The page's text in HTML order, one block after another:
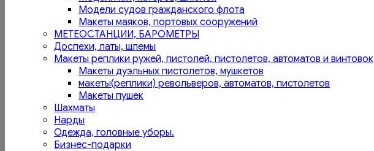
Модели судов гражданского флота
Макеты маяков, портовых сооружений
МЕТЕОСТАНЦИИ, БАРОМЕТРЫ
Доспехи, латы, шлемы
Макеты реплики ружей, пистолей, пистолетов, автоматов и винтовок
Макеты дуэльных пистолетов, мушкетов
макеты(реплики) револьверов, автоматов, пистолетов
Макеты пушек
Шахматы
Нарды
Одежда, головные уборы.
Бизнес-подарки